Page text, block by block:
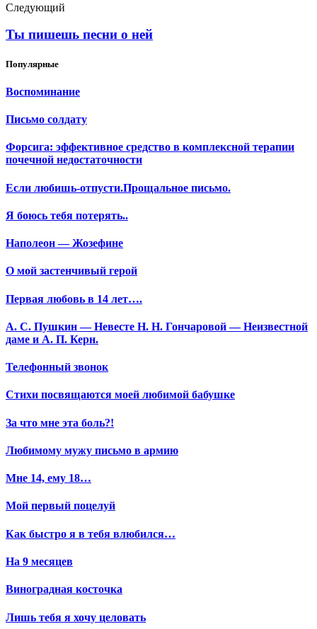
Следующий
Ты пишешь песни о ней
Популярные
Воспоминание
Письмо солдату
Форсига: эффективное средство в комплексной терапии
почечной недостаточности
Если любишь-отпусти.Прощальное письмо.
Я боюсь тебя потерять..
Наполеон — Жозефине
О мой застенчивый герой
Первая любовь в 14 лет….
А. С. Пушкин — Невесте Н. Н. Гончаровой — Неизвестной
даме и А. П. Керн.
Телефонный звонок
Стихи посвящаются моей любимой бабушке
За что мне эта боль?!
Любимому мужу письмо в армию
Мне 14, ему 18…
Мой первый поцелуй
Как быстро я в тебя влюбился…
На 9 месяцев
Виноградная косточка
Лишь тебя я хочу целовать